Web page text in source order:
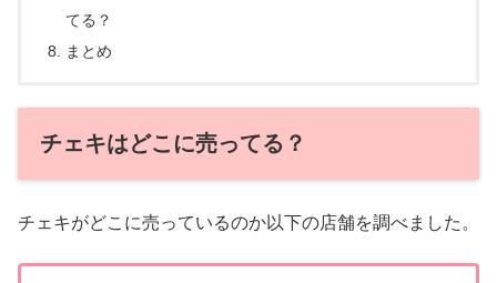
てる？
まとめ
チェキはどこに売ってる？
チェキがどこに売っているのか以下の店舗を調べました。